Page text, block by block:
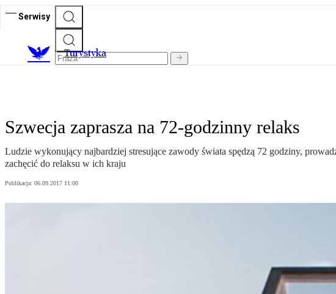
Serwisy
Turystyka
Szwecja zaprasza na 72-godzinny relaks
Ludzie wykonujący najbardziej stresujące zawody świata spędzą 72 godziny,
zachęcić do relaksu w ich kraju
Publikacja: 06.09.2017 11:00